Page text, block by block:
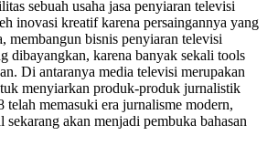
sebuah usaha jasa penyiaran televisi
inovasi kreatif karena persaingannya yang
membangun bisnis penyiaran televisi
dibayangkan, karena banyak sekali tools
Di antaranya media televisi merupakan
menyiarkan produk-produk jurnalistik
telah memasuki era jurnalisme modern,
sekarang akan menjadi pembuka bahasan